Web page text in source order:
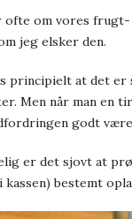
ofte om vores frugt-
jeg elsker den.
principielt at det
Men når man en
godt
er det sjovt at
kassen) bestemt